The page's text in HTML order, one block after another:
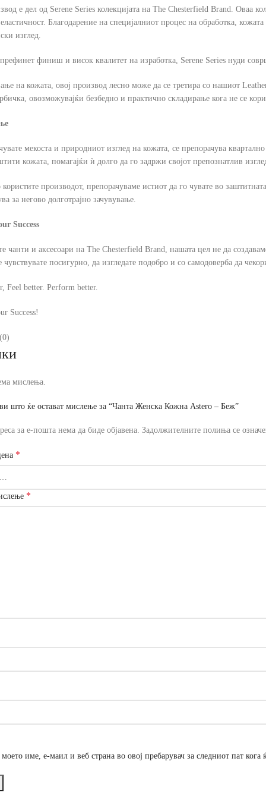
е дел од Serene Series колекцијата на The Chesterfield Brand. Оваа
Благодарение на специјалниот процес на обработка,
изглед.
финиш и висок квалитет на изработка, Serene Series нуди
на кожата, овој производ лесно може да се третира со нашиот
овозможувајќи безбедно и практично складирање кога не се
мекоста и природниот изглед на кожата, се препорачува
кожата, помагајќи ѝ долго да го задржи својот препознатлив
користите производот, препорачуваме истиот да го чувате во
за негово долготрајно зачувување.
Success
чанти и аксесоари на The Chesterfield Brand, нашата цел не да
чувствувате посигурно, да изгледате подобро и со самодоверба да
Feel better. Perform better.
Success!
мислења.
што ќе остават мислење за “Чанта Женска Кожна Astero – Беж”
за е-пошта нема да биде објавена. Задолжителните полиња се
*
*
моето име, е-маил и веб страна во овој пребарувач за следниот пат кога